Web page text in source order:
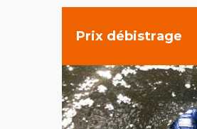
Prix débistrage